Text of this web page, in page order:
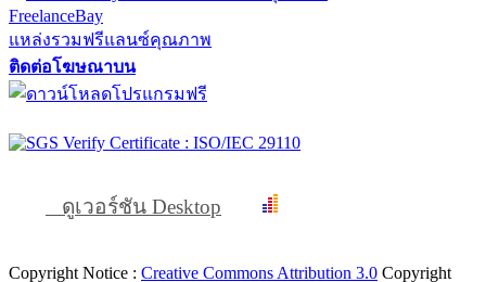
FreelanceBay
แหล่งรวมฟรีแลนซ์คุณภาพ
ติดต่อโฆษณาบน
ดูเวอร์ชัน Desktop
Copyright Notice : Creative Commons Attribution 3.0 Copyright